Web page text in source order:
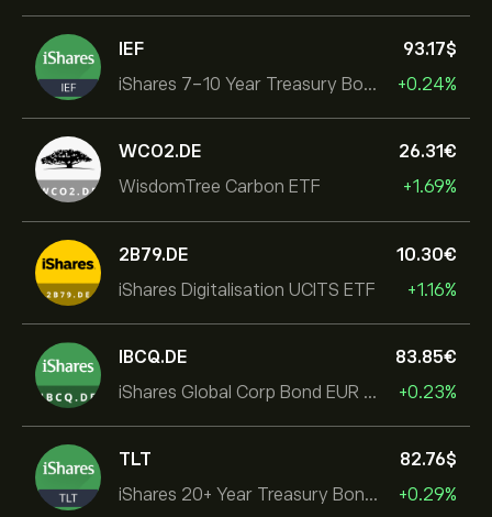
IEF
iShares 7-10 Year Treasury Bond ETF
93.17‎$‎
+0.24%
WCO2.DE
WisdomTree Carbon ETF
26.31‎€‎
+1.69%
2B79.DE
iShares Digitalisation UCITS ETF
10.30‎€‎
+1.16%
IBCQ.DE
iShares Global Corp Bond EUR Hedged UCITS ETF Dist
83.85‎€‎
+0.23%
TLT
iShares 20+ Year Treasury Bond ETF
82.76‎$‎
+0.29%